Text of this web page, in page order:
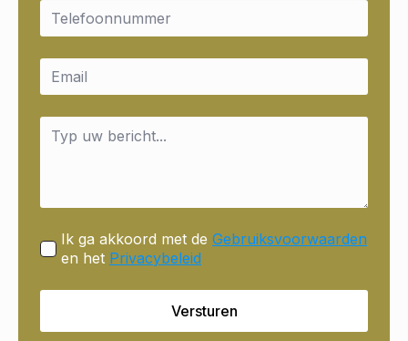
Email
Email
Message
Ik ga akkoord met de Gebruiksvoorwaarden
en het Privacybeleid
Versturen